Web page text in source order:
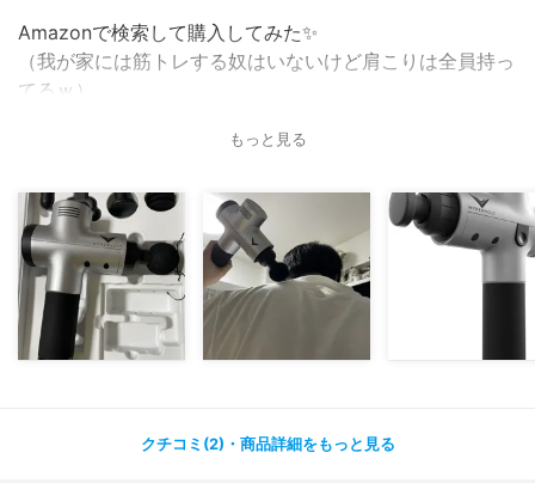
Amazonで検索して購入してみた✨
（我が家には筋トレする奴はいないけど肩こりは全員持っ
てるｗ）
だるくなるほど重いけど
その分がっつりとコリの奥までほぐしてくれる感がある。
￥29，000だけのことはある。
アタッチメントを変更すればふくらはぎや首にも使えて、
もっと見る
クチコミ(2)・商品詳細をもっと見る